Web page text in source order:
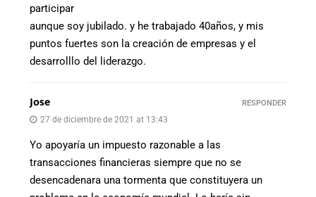
participar
aunque soy jubilado. y he trabajado 40años, y mis
puntos fuertes son la creación de empresas y el
desarrolllo del liderazgo.
Jose
27 de diciembre de 2021 at 13:43
Yo apoyaría un impuesto razonable a las
transacciones financieras siempre que no se
desencadenara una tormenta que constituyera un
RESPONDER